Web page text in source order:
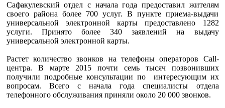
Сафакулевский отдел с начала года предоставил жителям
своего района более 700 услуг. В пункте приема-выдачи
универсальной электронной карты предоставлено 1282
услуги. Принято более 340 заявлений на выдачу
универсальной электронной карты.
Растет количество звонков на телефоны операторов Call-
центра. В марте 2015 почти семь тысяч позвонивших
получили подробные консультации по интересующим их
вопросам. Всего с начала года специалисты отдела
телефонного обслуживания приняли около 20 000 звонков.